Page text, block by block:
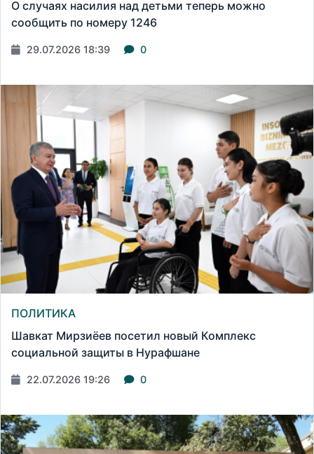
О случаях насилия над детьми теперь можно
сообщить по номеру 1246
29.07.2026 18:39 0
ПОЛИТИКА
Шавкат Мирзиёев посетил новый Комплекс
социальной защиты в Нурафшане
22.07.2026 19:26 0